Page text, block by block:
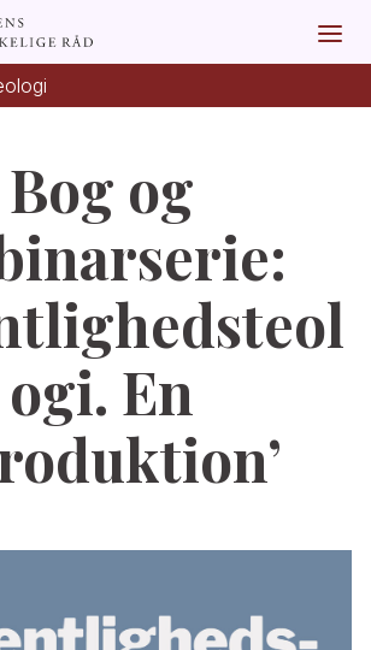
Bog og
ogi. En